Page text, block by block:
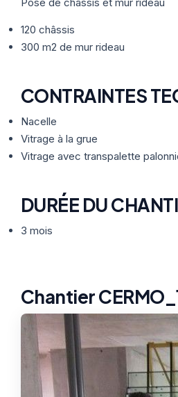
Nos Formules
ETRE
120 châssis
300 m2 de mur rideau
CONTRAINTES
Nacelle
Vitrage à la grue
Vitrage avec transpalette
DURÉE DU
3 mois
Chantier